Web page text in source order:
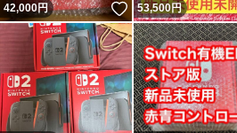
42,000円 いいね！
53,500円